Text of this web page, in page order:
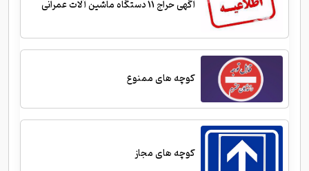
آگهی حراج 11 دستگاه ماشین آلات عمرانی
کوچه های ممنوع
کوچه های مجاز